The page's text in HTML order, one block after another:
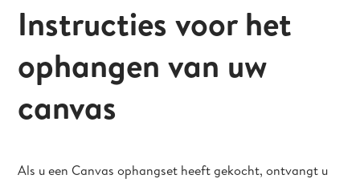
Instructies voor het
ophangen van uw
canvas
Als u een Canvas ophangset heeft gekocht, ontvangt u